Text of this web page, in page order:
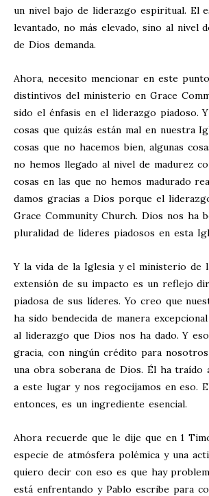
un nivel bajo de liderazgo espiritual. El
levantado, no más elevado, sino al nivel
de Dios demanda.
Ahora, necesito mencionar en este
distintivos del ministerio en Grace
sido el énfasis en el liderazgo piadoso.
cosas que quizás están mal en nuestra
cosas que no hacemos bien, algunas
no hemos llegado al nivel de madurez
cosas en las que no hemos madurado
damos gracias a Dios porque el
Grace Community Church. Dios nos ha
pluralidad de líderes piadosos en esta
Y la vida de la Iglesia y el ministerio de
extensión de su impacto es un reflejo
piadosa de sus líderes. Yo creo que
ha sido bendecida de manera
al liderazgo que Dios nos ha dado. Y
gracia, con ningún crédito para
una obra soberana de Dios. Él ha traído
a este lugar y nos regocijamos en eso.
entonces, es un ingrediente esencial.
Ahora recuerde que le dije que en 1
especie de atmósfera polémica y una
quiero decir con eso es que hay
está enfrentando y Pablo escribe para